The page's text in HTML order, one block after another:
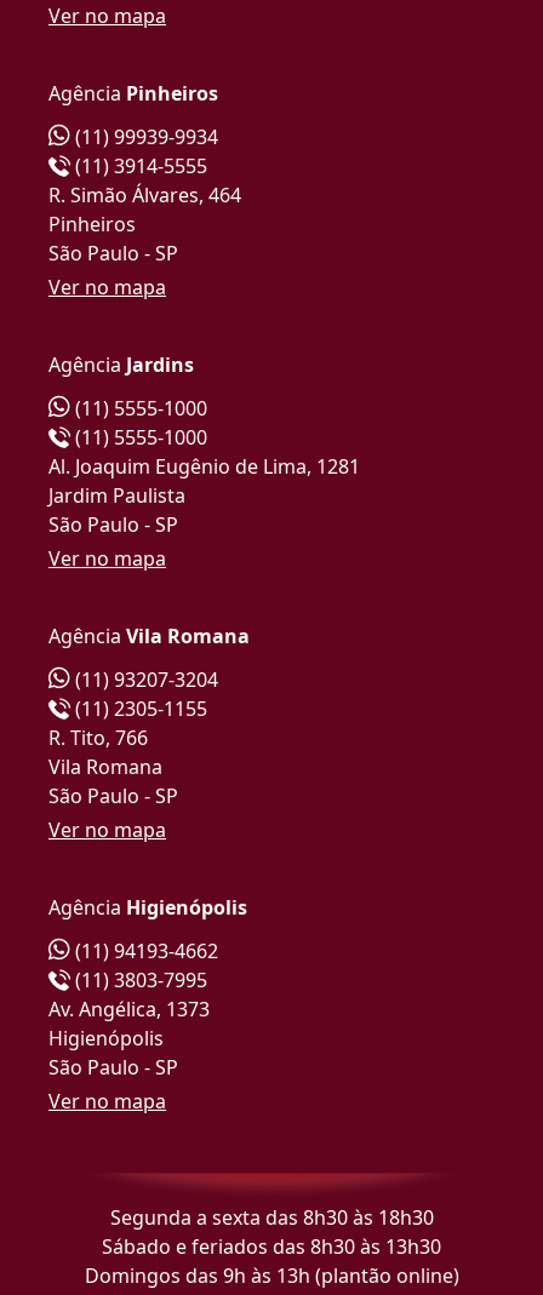
Ver no mapa
Agência Pinheiros
(11) 99939-9934
(11) 3914-5555
R. Simão Álvares, 464
Pinheiros
São Paulo - SP
Ver no mapa
Agência Jardins
(11) 5555-1000
(11) 5555-1000
Al. Joaquim Eugênio de Lima, 1281
Jardim Paulista
São Paulo - SP
Ver no mapa
Agência Vila Romana
(11) 93207-3204
(11) 2305-1155
R. Tito, 766
Vila Romana
São Paulo - SP
Ver no mapa
Agência Higienópolis
(11) 94193-4662
(11) 3803-7995
Av. Angélica, 1373
Higienópolis
São Paulo - SP
Ver no mapa
Segunda a sexta das 8h30 às 18h30
Sábado e feriados das 8h30 às 13h30
Domingos das 9h às 13h (plantão online)